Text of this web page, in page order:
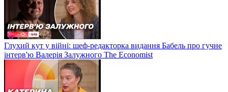
Глухий кут у війні: шеф-редакторка видання Бабель про гучне
інтерв'ю Валерія Залужного The Economist